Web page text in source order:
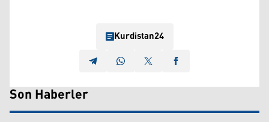
Kurdistan24
Son Haberler